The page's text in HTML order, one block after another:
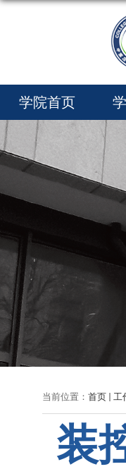
学院首页
当前位置： 首页 工
装